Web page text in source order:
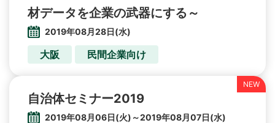
材データを企業の武器にする～
2019年08月28日(水)
大阪 民間企業向け
自治体セミナー2019
2019年08月06日(火)～2019年08月07日(水)